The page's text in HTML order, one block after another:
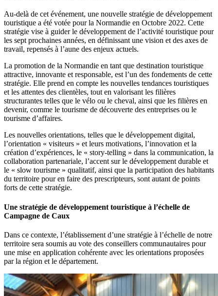
Au-delà de cet événement, une nouvelle stratégie de développement
touristique a été votée pour la Normandie en Octobre 2022. Cette
stratégie vise à guider le développement de l’activité touristique pour
les sept prochaines années, en définissant une vision et des axes de
travail, repensés à l’aune des enjeux actuels.
La promotion de la Normandie en tant que destination touristique
attractive, innovante et responsable, est l’un des fondements de cette
stratégie. Elle prend en compte les nouvelles tendances touristiques
et les attentes des clientèles, tout en valorisant les filières
structurantes telles que le vélo ou le cheval, ainsi que les filières en
devenir, comme le tourisme de découverte des entreprises ou le
tourisme d’affaires.
Les nouvelles orientations, telles que le développement digital,
l’orientation « visiteurs » et leurs motivations, l’innovation et la
création d’expériences, le « story-telling » dans la communication, la
collaboration partenariale, l’accent sur le développement durable et
le « slow tourisme » qualitatif, ainsi que la participation des habitants
du territoire pour en faire des prescripteurs, sont autant de points
forts de cette stratégie.
Une stratégie de développement touristique à l’échelle de
Campagne de Caux
Dans ce contexte, l’établissement d’une stratégie à l’échelle de notre
territoire sera soumis au vote des conseillers communautaires pour
une mise en application cohérente avec les orientations proposées
par la région et le département.